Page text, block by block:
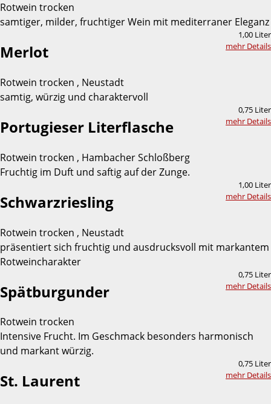
Rotwein trocken
samtiger, milder, fruchtiger Wein mit mediterraner Eleganz
1,00 Liter
mehr Details
Merlot
Rotwein trocken , Neustadt
samtig, würzig und charaktervoll
0,75 Liter
mehr Details
Portugieser Literflasche
Rotwein trocken , Hambacher Schloßberg
Fruchtig im Duft und saftig auf der Zunge.
1,00 Liter
mehr Details
Schwarzriesling
Rotwein trocken , Neustadt
präsentiert sich fruchtig und ausdrucksvoll mit markantem
Rotweincharakter
0,75 Liter
mehr Details
Spätburgunder
Rotwein trocken
Intensive Frucht. Im Geschmack besonders harmonisch
und markant würzig.
0,75 Liter
mehr Details
St. Laurent